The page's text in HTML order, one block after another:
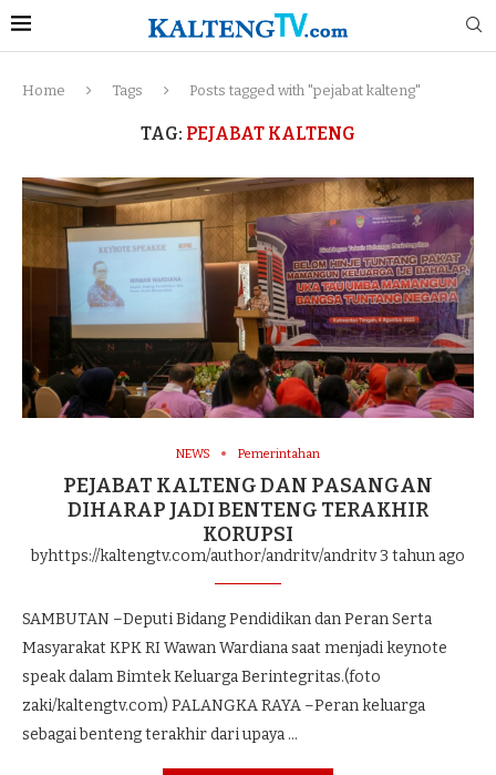
Home Tags Posts tagged with "pejabat kalteng"
TAG: PEJABAT KALTENG
NEWS Pemerintahan
PEJABAT KALTENG DAN PASANGAN
DIHARAP JADI BENTENG TERAKHIR
KORUPSI
byhttps://kaltengtv.com/author/andritv/andritv3 tahun ago
SAMBUTAN –Deputi Bidang Pendidikan dan Peran Serta
Masyarakat KPK RI Wawan Wardiana saat menjadi keynote
speak dalam Bimtek Keluarga Berintegritas.(foto
zaki/kaltengtv.com) PALANGKA RAYA –Peran keluarga
sebagai benteng terakhir dari upaya …